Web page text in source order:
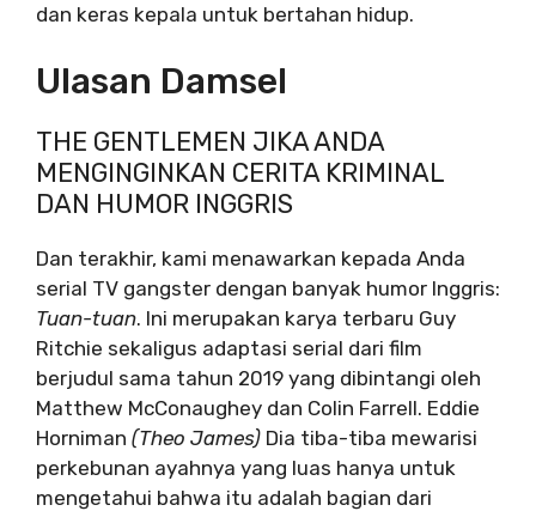
dan keras kepala untuk bertahan hidup.
Ulasan Damsel
THE GENTLEMEN JIKA ANDA
MENGINGINKAN CERITA KRIMINAL
DAN HUMOR INGGRIS
Dan terakhir, kami menawarkan kepada Anda
serial TV gangster dengan banyak humor Inggris:
Tuan-tuan. Ini merupakan karya terbaru Guy
Ritchie sekaligus adaptasi serial dari film
berjudul sama tahun 2019 yang dibintangi oleh
Matthew McConaughey dan Colin Farrell. Eddie
Horniman (Theo James) Dia tiba-tiba mewarisi
perkebunan ayahnya yang luas hanya untuk
mengetahui bahwa itu adalah bagian dari